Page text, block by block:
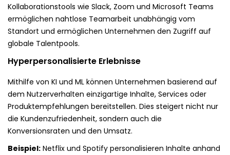
Kollaborationstools wie Slack, Zoom und Microsoft Teams
ermöglichen nahtlose Teamarbeit unabhängig vom
Standort und ermöglichen Unternehmen den Zugriff auf
globale Talentpools.
Hyperpersonalisierte Erlebnisse
Mithilfe von KI und ML können Unternehmen basierend auf
dem Nutzerverhalten einzigartige Inhalte, Services oder
Produktempfehlungen bereitstellen. Dies steigert nicht nur
die Kundenzufriedenheit, sondern auch die
Konversionsraten und den Umsatz.
Beispiel: Netflix und Spotify personalisieren Inhalte anhand